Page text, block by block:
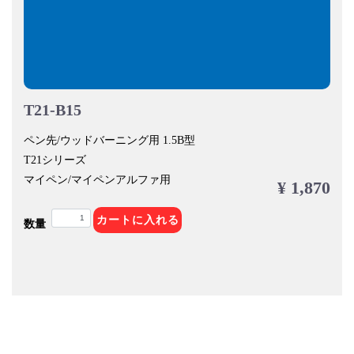
T21-B15
ペン先/ウッドバーニング用 1.5B型
T21シリーズ
マイペン/マイペンアルファ用
¥ 1,870
数量 カートに入れる